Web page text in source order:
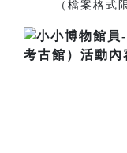
（檔案格式